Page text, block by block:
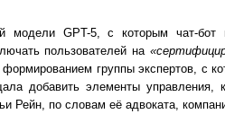
модели GPT-5, с которым чат-бот
пользователей на
группы экспертов, с
добавить элементы управления,
Рейн, по словам её адвоката,